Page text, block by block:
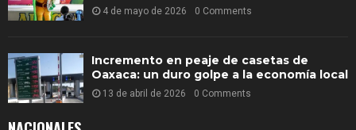
4 de mayo de 2026 0 Comments
Incremento en peaje de casetas de
Oaxaca: un duro golpe a la economía local
13 de abril de 2026 0 Comments